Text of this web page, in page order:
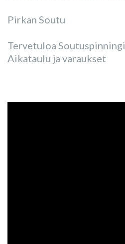
Pirkan Soutu
Tervetuloa
Aikataulu ja varaukset